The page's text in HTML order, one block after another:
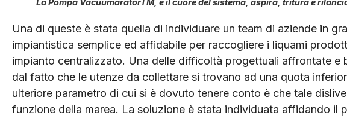
Una di queste è stata quella di individuare un team di aziende in
impiantistica semplice ed affidabile per raccogliere i liquami
impianto centralizzato. Una delle difficoltà progettuali affrontate e
dal fatto che le utenze da collettare si trovano ad una quota
ulteriore parametro di cui si è dovuto tenere conto è che tale
funzione della marea. La soluzione è stata individuata affidando il